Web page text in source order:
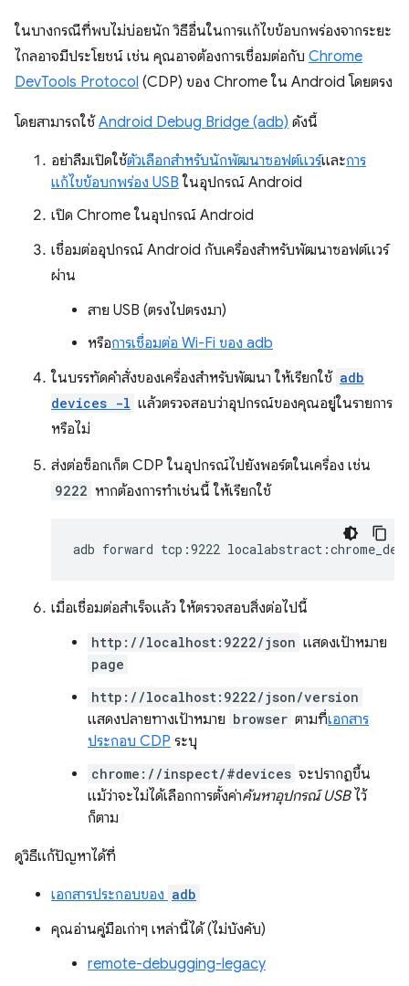
ในบางกรณีที่พบไม่บ่อยนัก วิธีอื่นในการแก้ไขข้อบกพร่องจากระยะ
ไกลอาจมีประโยชน์ เช่น คุณอาจต้องการเชื่อมต่อกับ Chrome
DevTools Protocol (CDP) ของ Chrome ใน Android โดยตรง
โดยสามารถใช้Android Debug Bridge (adb) ดังนี้
อย่าลืมเปิดใช้ตัวเลือกสำหรับนักพัฒนาซอฟต์แวร์และการ
แก้ไขข้อบกพร่อง USB ในอุปกรณ์ Android
เปิด Chrome ในอุปกรณ์ Android
เชื่อมต่ออุปกรณ์ Android กับเครื่องสำหรับพัฒนาซอฟต์แวร์
ผ่าน
สาย USB (ตรงไปตรงมา)
หรือการเชื่อมต่อ Wi-Fi ของ adb
ในบรรทัดคำสั่งของเครื่องสำหรับพัฒนา ให้เรียกใช้ adb
devices -l แล้วตรวจสอบว่าอุปกรณ์ของคุณอยู่ในรายการ
หรือไม่
ส่งต่อซ็อกเก็ต CDP ในอุปกรณ์ไปยังพอร์ตในเครื่อง เช่น
9222 หากต้องการทำเช่นนี้ ให้เรียกใช้
adb forward tcp:9222
เมื่อเชื่อมต่อสำเร็จแล้ว ให้ตรวจสอบสิ่งต่อไปนี้
http://localhost:9222/json แสดงเป้าหมาย
page
http://localhost:9222/json/version
แสดงปลายทางเป้าหมาย browser ตามที่เอกสาร
ประกอบ CDP ระบุ
chrome://inspect/#devices จะปรากฏขึ้น
แม้ว่าจะไม่ได้เลือกการตั้งค่าค้นหาอุปกรณ์ USBไว้
ก็ตาม
ดูวิธีแก้ปัญหาได้ที่
เอกสารประกอบของ adb
คุณอ่านคู่มือเก่าๆ เหล่านี้ได้ (ไม่บังคับ)
remote-debugging-legacy